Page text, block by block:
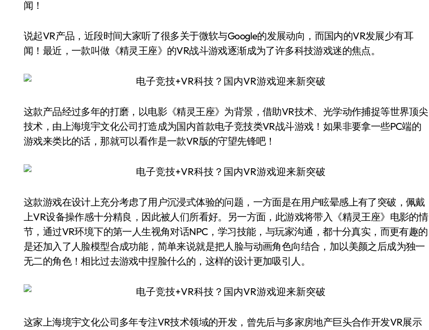
闻！
说起VR产品，近段时间大家听了很多关于微软与Google的发展动向，而国内的VR发展少有耳
闻！最近，一款叫做《精灵王座》的VR战斗游戏逐渐成为了许多科技游戏迷的焦点。
这款产品经过多年的打磨，以电影《精灵王座》为背景，借助VR技术、光学动作捕捉等世界顶尖
技术，由上海境宇文化公司打造成为国内首款电子竞技类VR战斗游戏！如果非要拿一些PC端的
游戏来类比的话，那就可以看作是一款VR版的守望先锋吧！
这款游戏在设计上充分考虑了用户沉浸式体验的问题，一方面是在用户眩晕感上有了突破，佩戴
上VR设备操作感十分精良，因此被人们所看好。另一方面，此游戏将带入《精灵王座》电影的情
节，通过VR环境下的第一人生视角对话NPC，学习技能，与玩家沟通，都十分真实，而更有趣的
是还加入了人脸模型合成功能，简单来说就是把人脸与动画角色向结合，加以美颜之后成为独一
无二的角色！相比过去游戏中捏脸什么的，这样的设计更加吸引人。
这家上海境宇文化公司多年专注VR技术领域的开发，曾先后与多家房地产巨头合作开发VR展示